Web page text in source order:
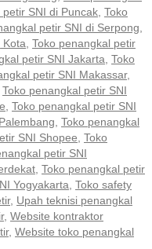
SNI di Puncak, Toko
petir SNI di Serpong,
Kota, Toko penangkal petir
petir SNI Jakarta, Toko
petir SNI Makassar,
Toko penangkal petir SNI
, Toko penangkal petir SNI
, Toko penangkal
SNI Shopee, Toko
petir SNI
, Toko penangkal petir
Yogyakarta, Toko safety
, Upah teknisi penangkal
, Website kontraktor
, Website toko penangkal